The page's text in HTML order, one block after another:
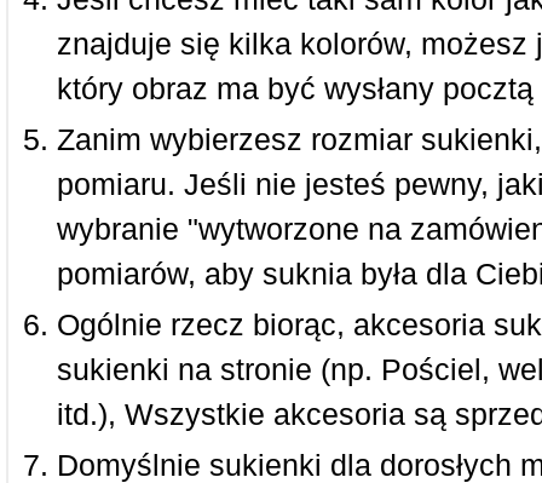
znajduje się kilka kolorów,
który obraz ma być wysłany
Zanim wybierzesz rozmiar
pomiaru. Jeśli nie jesteś pewny,
wybranie "wytworzone na
pomiarów, aby suknia była dla
Ogólnie rzecz biorąc, akcesoria
sukienki na stronie (np. Pościel,
itd.), Wszystkie akcesoria są
Domyślnie sukienki dla dorosłych